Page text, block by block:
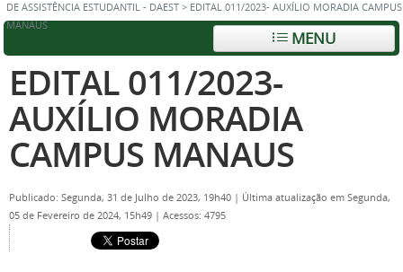
DE ASSISTÊNCIA ESTUDANTIL - DAEST > EDITAL 011/2023- AUXÍLIO MORADIA CAMPUS
MANAUS
MENU
EDITAL 011/2023-
AUXÍLIO MORADIA
CAMPUS MANAUS
Publicado: Segunda, 31 de Julho de 2023, 19h40 | Última atualização em Segunda,
05 de Fevereiro de 2024, 15h49 | Acessos: 4795